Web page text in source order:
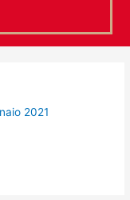
2021